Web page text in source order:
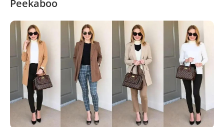
Peekaboo